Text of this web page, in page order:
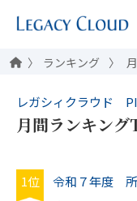
ランキング
レガシィクラウド
月間ランキン
1位
令和７年度